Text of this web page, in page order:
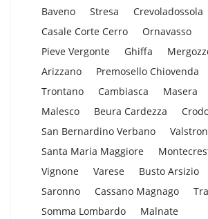
Baveno
Stresa
Crevoladossola
Casale Corte Cerro
Ornavasso
Pieve Vergonte
Ghiffa
Arizzano
Premosello Chiovenda
Trontano
Cambiasca Masera
Malesco
Beura Cardezza
San Bernardino Verbano
Santa Maria Maggiore
Vignone
Varese Busto Arsizio
Saronno
Cassano Magnago
Somma Lombardo
Malnate